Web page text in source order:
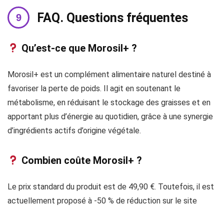
FAQ. Questions fréquentes
Qu’est-ce que Morosil+ ?
Morosil+ est un complément alimentaire naturel destiné à
favoriser la perte de poids. Il agit en soutenant le
métabolisme, en réduisant le stockage des graisses et en
apportant plus d’énergie au quotidien, grâce à une synergie
d’ingrédients actifs d’origine végétale.
Combien coûte Morosil+ ?
Le prix standard du produit est de 49,90 €. Toutefois, il est
actuellement proposé à -50 % de réduction sur le site